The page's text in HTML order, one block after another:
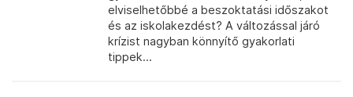
elviselhetőbbé a beszoktatási időszakot
és az iskolakezdést? A változással járó
krízist nagyban könnyítő gyakorlati
tippek...